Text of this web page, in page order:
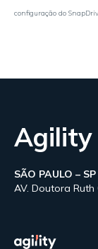
configuração do
Agility
SÃO PAULO – SP
AV. Doutora Ruth